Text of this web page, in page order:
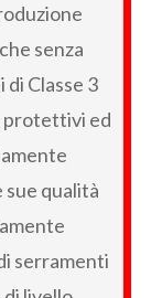
senza
Classe 3
ed
qualità
serramenti